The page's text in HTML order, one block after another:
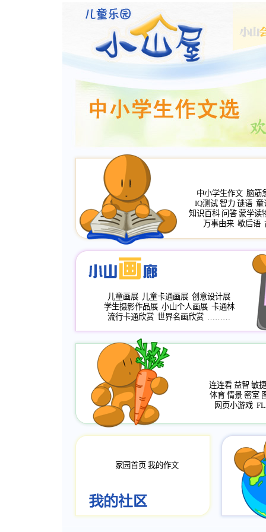
中小学生作文 脑筋
IQ测试 智力 谜语 童
知识百科 问答 蒙学读
万事由来 歇后语
儿童画展 儿童卡通画展 创意设计展
学生摄影作品展 小山个人画展 卡通林
流行卡通欣赏 世界名画欣赏 ………
连连看 益智 敏捷
体育 情景 密室
网页小游戏
家园首页 我的作文